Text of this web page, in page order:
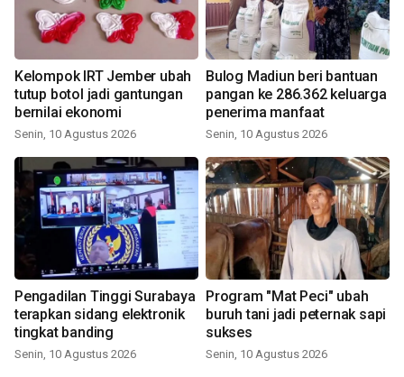
Kelompok IRT Jember ubah
tutup botol jadi gantungan
bernilai ekonomi
Senin, 10 Agustus 2026
Bulog Madiun beri bantuan
pangan ke 286.362 keluarga
penerima manfaat
Senin, 10 Agustus 2026
Pengadilan Tinggi Surabaya
terapkan sidang elektronik
tingkat banding
Senin, 10 Agustus 2026
Program "Mat Peci" ubah
buruh tani jadi peternak sapi
sukses
Senin, 10 Agustus 2026